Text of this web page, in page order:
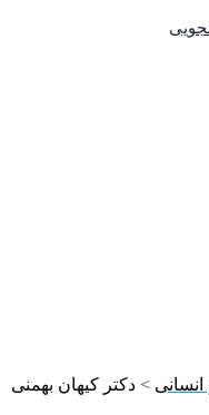
> دکتر کیهان بهمنی